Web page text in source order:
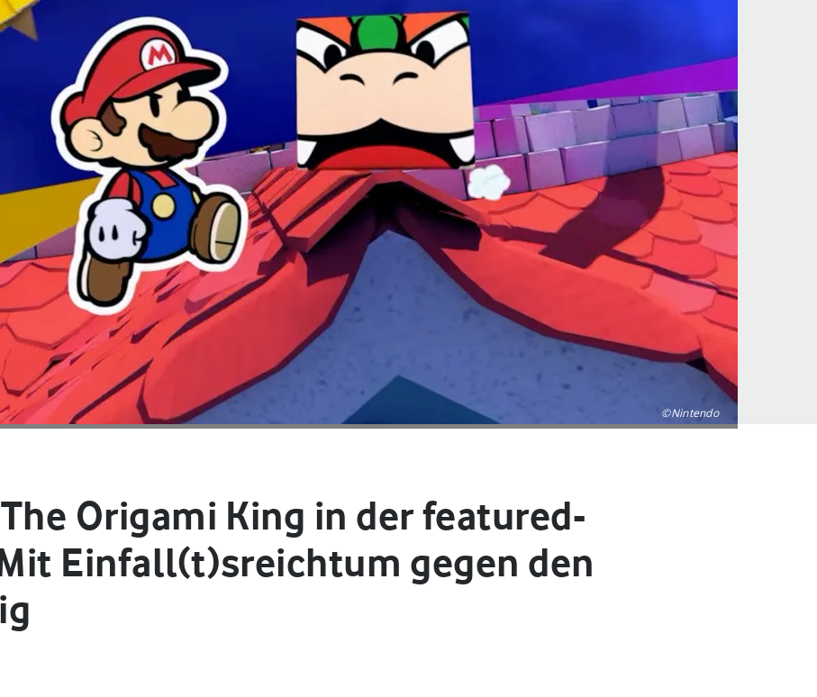
©Nintendo
Origami King in der featured-
Einfall(t)sreichtum gegen den